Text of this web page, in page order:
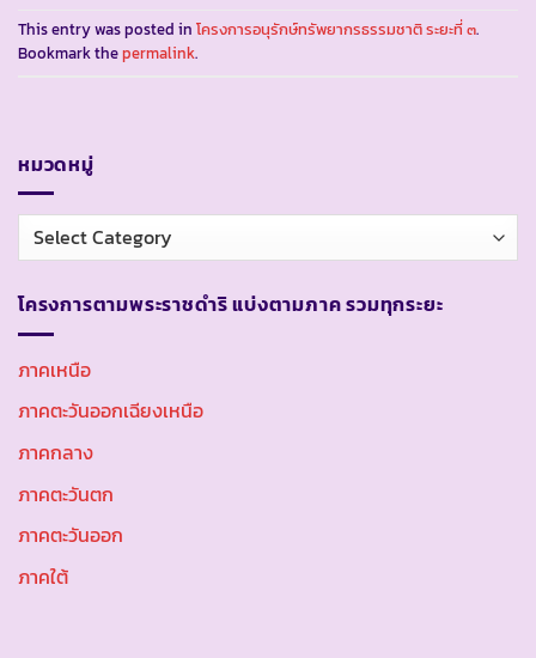
This entry was posted in โครงการอนุรักษ์ทรัพยากรธรรมชาติ ระยะที่ ๓.
Bookmark thepermalink.
หมวดหมู่
หมวด
หมู่
โครงการตามพระราชดำริ แบ่งตามภาค รวมทุกระยะ
ภาคเหนือ
ภาคตะวันออกเฉียงเหนือ
ภาคกลาง
ภาคตะวันตก
ภาคตะวันออก
ภาคใต้